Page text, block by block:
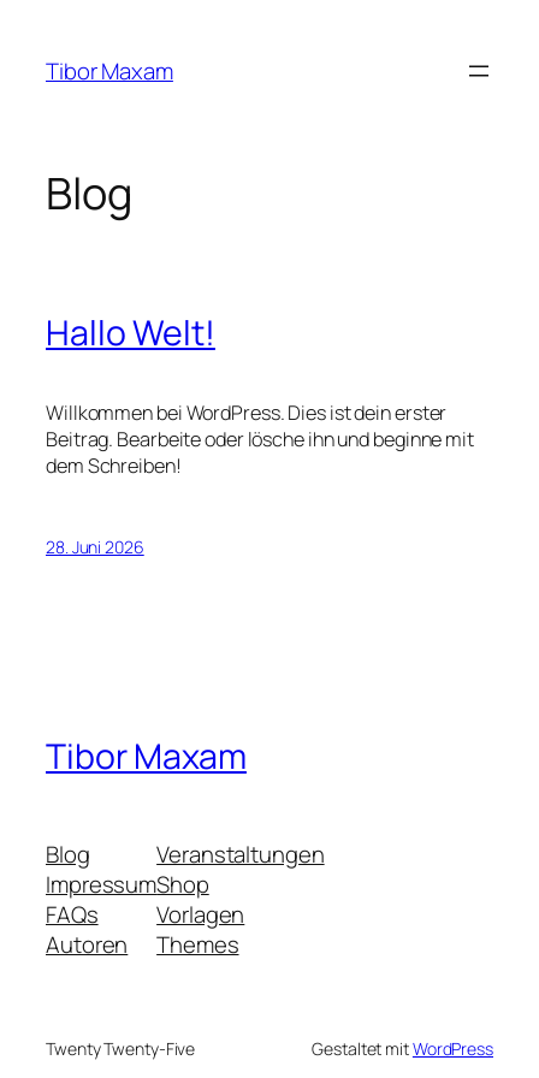
springen
Tibor Maxam
Blog
Hallo Welt!
Willkommen bei WordPress. Dies ist dein erster
Beitrag. Bearbeite oder lösche ihn und beginne mit
dem Schreiben!
28. Juni 2026
Tibor Maxam
Blog
Impressum
FAQs
Autoren
Veranstaltungen
Shop
Vorlagen
Themes
Twenty Twenty-Five Gestaltet mitWordPress